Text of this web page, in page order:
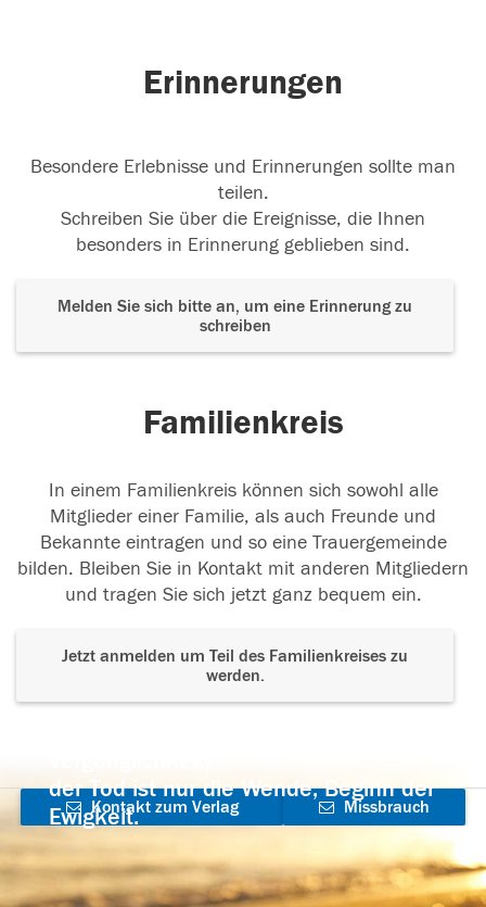
Erinnerungen
Besondere Erlebnisse und Erinnerungen sollte man
teilen.
Schreiben Sie über die Ereignisse, die Ihnen
besonders in Erinnerung geblieben sind.
Melden Sie sich bitte an, um eine Erinnerung zu
schreiben
Familienkreis
In einem Familienkreis können sich sowohl alle
Mitglieder einer Familie, als auch Freunde und
Bekannte eintragen und so eine Trauergemeinde
bilden. Bleiben Sie in Kontakt mit anderen Mitgliedern
und tragen Sie sich jetzt ganz bequem ein.
Jetzt anmelden um Teil des Familienkreises zu
werden.
der Tod ist nur die Wende, Beginn der
Ewigkeit.
Kontakt zum Verlag
aufnehmen
Missbrauch